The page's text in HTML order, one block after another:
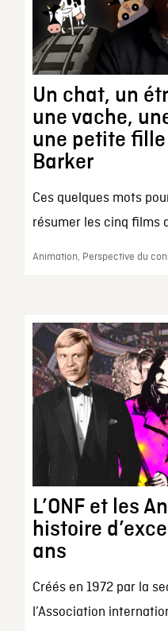
Un chat, un
une vache,
une petite fille
Barker
Ces quelques mots
résumer les cinq films
Animation, Perspective du
L’ONF et les
histoire
ans
Créés en 1972 par la
l’Association